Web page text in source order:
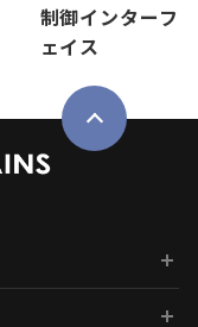
制御インターフ
ェイス